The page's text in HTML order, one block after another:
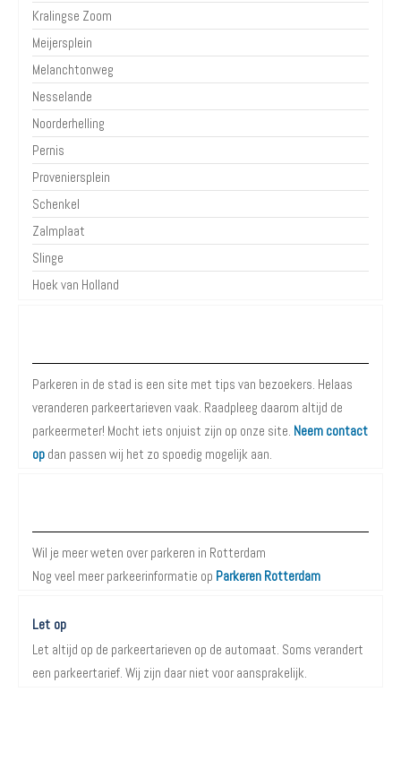
Kralingse Zoom
Meijersplein
Melanchtonweg
Nesselande
Noorderhelling
Pernis
Proveniersplein
Schenkel
Zalmplaat
Slinge
Hoek van Holland
Parkeren in de stad is een site met tips van bezoekers. Helaas
veranderen parkeertarieven vaak. Raadpleeg daarom altijd de
parkeermeter! Mocht iets onjuist zijn op onze site. Neem contact
op dan passen wij het zo spoedig mogelijk aan.
Wil je meer weten over parkeren in Rotterdam
Nog veel meer parkeerinformatie op Parkeren Rotterdam
Let op
Let altijd op de parkeertarieven op de automaat. Soms verandert
een parkeertarief. Wij zijn daar niet voor aansprakelijk.